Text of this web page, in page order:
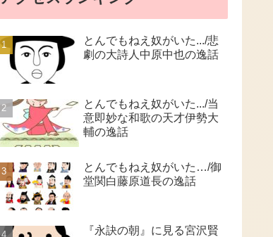
とんでもねえ奴がいた.../悲
劇の大詩人中原中也の逸話
とんでもねえ奴がいた.../当
意即妙な和歌の天才伊勢大
輔の逸話
とんでもねえ奴がいた…/御
堂関白藤原道長の逸話
『永訣の朝』に見る宮沢賢